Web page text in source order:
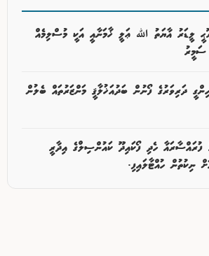
ލީޑަރު އާޔަތު ﷲ ޢަލީ ޚާމަނާއީ އަކީ މުސްލިމެއް
ދަރިވަރުގެ ފޯނުން ބަދުއަޚުލާޤީ މަންޒަރުތައް ބެލުން
ފުރައްސާރައާ ހެދި ފޯކައިދޫ ކައުންސިލްގެ އިދާރީ
ނިކުތުން ހުއްޓާލައިފި.